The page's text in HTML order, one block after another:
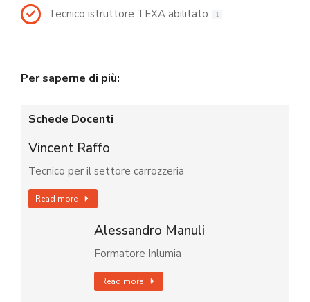
Tecnico istruttore TEXA abilitato 1
Per saperne di più:
Schede Docenti
Vincent Raffo
Tecnico per il settore carrozzeria
Read more
Alessandro Manuli
Formatore Inlumia
Read more